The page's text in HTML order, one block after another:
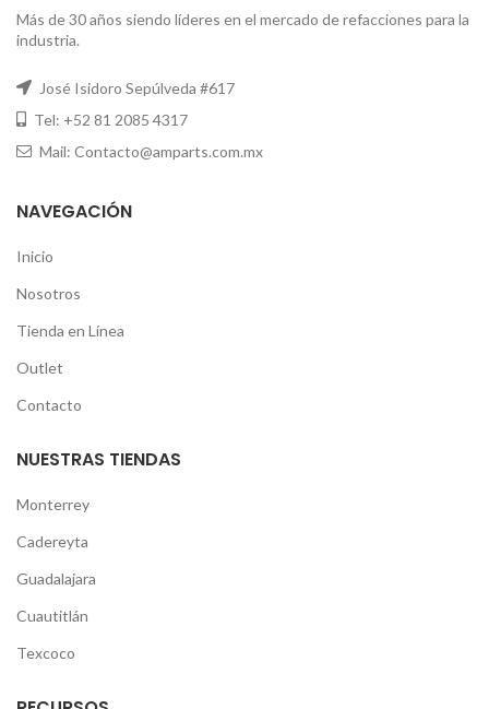
Más de 30 años siendo líderes en el mercado de refacciones para la
industria.
José Isidoro Sepúlveda #617
Tel: +52 81 2085 4317
Mail: Contacto@amparts.com.mx
NAVEGACIÓN
Inicio
Nosotros
Tienda en Línea
Outlet
Contacto
NUESTRAS TIENDAS
Monterrey
Cadereyta
Guadalajara
Cuautitlán
Texcoco